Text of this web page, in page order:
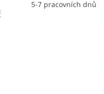
5-7 pracovních dnů